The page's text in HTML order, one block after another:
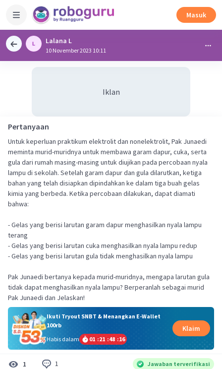
Masuk
Lalana L
10 November 2023 10:11
Iklan
Pertanyaan
Untuk keperluan praktikum elektrolit dan nonelektrolit, Pak Junaedi
meminta murid-muridnya untuk membawa garam dapur, cuka, serta
gula dari rumah masing-masing untuk diujikan pada percobaan nyala
lampu di sekolah. Setelah garam dapur dan gula dilarutkan, ketiga
bahan yang telah disiapkan dipindahkan ke dalam tiga buah gelas
kimia yang berbeda. Ketika percobaan dilakukan, dapat diamati
bahwa:
- Gelas yang berisi larutan garam dapur menghasilkan nyala lampu
terang
- Gelas yang berisi larutan cuka menghasilkan nyala lampu redup
- Gelas yang berisi larutan gula tidak menghasilkan nyala lampu
Pak Junaedi bertanya kepada murid-muridnya, mengapa larutan gula
tidak dapat menghasilkan nyala lampu? Berperanlah sebagai murid
Pak Junaedi dan Jelaskan!
Ikuti Tryout SNBT & Menangkan E-Wallet
100rb
Habis dalam
01 :21 :48 :16
Klaim
1 1 Jawaban terverifikasi